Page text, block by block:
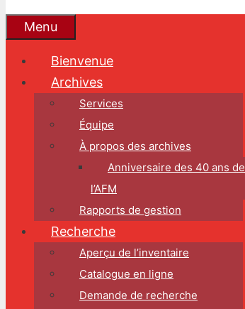
Menu
Bienvenue
Archives
Services
Équipe
À propos des archives
Anniversaire des 40 ans de
l’AFM
Rapports de gestion
Recherche
Aperçu de l’inventaire
Catalogue en ligne
Demande de recherche